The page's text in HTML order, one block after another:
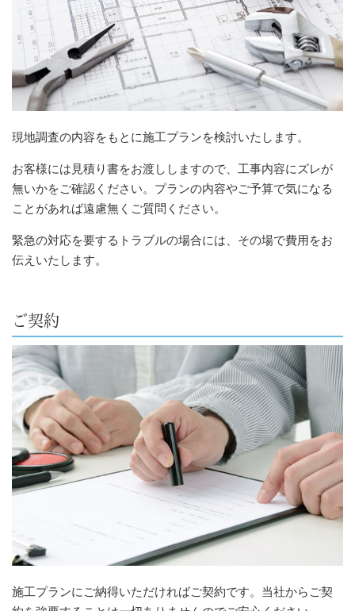
現地調査の内容をもとに施工プランを検討いたします。
お客様には見積り書をお渡ししますので、工事内容にズレが
無いかをご確認ください。プランの内容やご予算で気になる
ことがあれば遠慮無くご質問ください。
緊急の対応を要するトラブルの場合には、その場で費用をお
伝えいたします。
ご契約
施工プランにご納得いただければご契約です。当社からご契